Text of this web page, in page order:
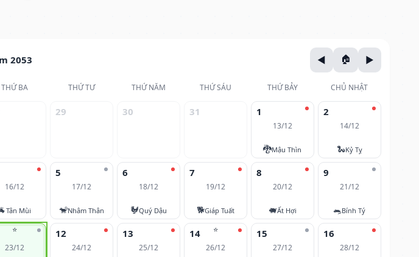
2053
THỨ BA THỨ TƯ THỨ NĂM THỨ SÁU THỨ BẢY CHỦ NHẬT
29 30 31 1
13/12
🐉Mậu Thìn
2
14/12
🐍Kỷ Tỵ
16/12
Tân Mùi
5
17/12
🐒Nhâm Thân
6
18/12
🐓Quý Dậu
7
19/12
🐕Giáp Tuất
8
20/12
🐖Ất Hợi
9
21/12
🐀Bính Tý
⭐
23/12
12
24/12
13
25/12
⭐
14
26/12
15
27/12
16
28/12